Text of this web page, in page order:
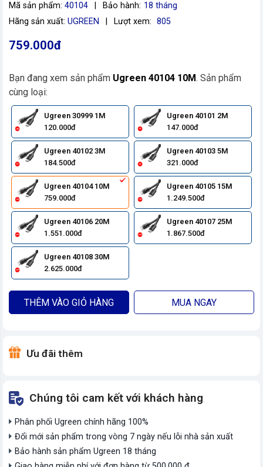
Mã sản phẩm: 40104 Bảo hành: 18 tháng
Hãng sản xuất: UGREEN Lượt xem: 805
759.000đ
Bạn đang xem sản phẩm Ugreen 40104 10M. Sản phẩm
cùng loại:
Ugreen 30999 1M
120.000đ
Ugreen 40101 2M
147.000đ
Ugreen 40102 3M
184.500đ
Ugreen 40103 5M
321.000đ
Ugreen 40104 10M
759.000đ
Ugreen 40105 15M
1.249.500đ
Ugreen 40106 20M
1.551.000đ
Ugreen 40107 25M
1.867.500đ
Ugreen 40108 30M
2.625.000đ
THÊM VÀO GIỎ HÀNG MUA NGAY
Ưu đãi thêm
Chúng tôi cam kết với khách hàng
Phân phối Ugreen chính hãng 100%
Đổi mới sản phẩm trong vòng 7 ngày nếu lỗi nhà sản xuất
Bảo hành sản phẩm Ugreen 18 tháng